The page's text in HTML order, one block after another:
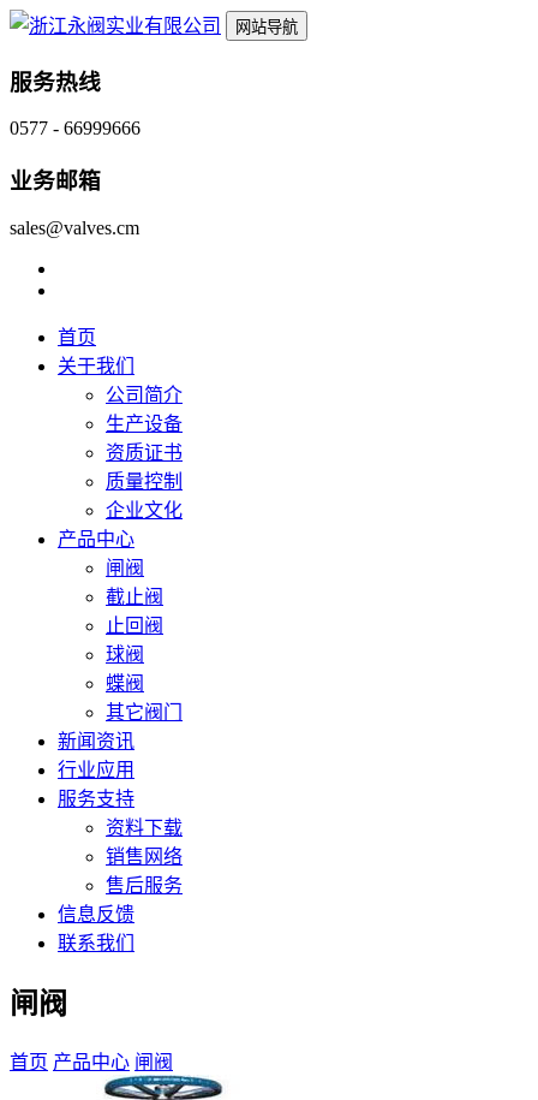
网站导航
服务热线
0577 - 66999666
业务邮箱
sales@valves.cm
首页
关于我们
公司简介
生产设备
资质证书
质量控制
企业文化
产品中心
闸阀
截止阀
止回阀
球阀
蝶阀
其它阀门
新闻资讯
行业应用
服务支持
资料下载
销售网络
售后服务
信息反馈
联系我们
闸阀
首页 产品中心 闸阀